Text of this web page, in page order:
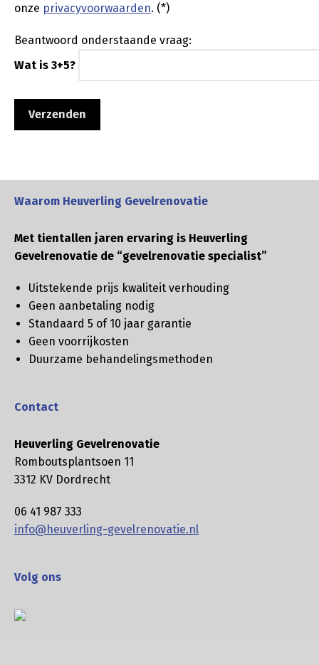
onze privacyvoorwaarden. (*)
Beantwoord onderstaande vraag:
Wat is 3+5?
Waarom Heuverling Gevelrenovatie
Met tientallen jaren ervaring is Heuverling
Gevelrenovatie de “gevelrenovatie specialist”
Uitstekende prijs kwaliteit verhouding
Geen aanbetaling nodig
Standaard 5 of 10 jaar garantie
Geen voorrijkosten
Duurzame behandelingsmethoden
Contact
Heuverling Gevelrenovatie
Romboutsplantsoen 11
3312 KV Dordrecht
06 41 987 333
info@heuverling-gevelrenovatie.nl
Volg ons